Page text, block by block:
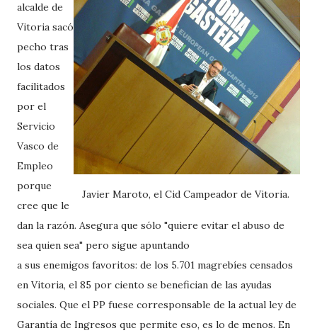
Javier Maroto, el Cid Campeador de Vitoria.
alcalde de
Vitoria sacó
pecho tras
los datos
facilitados
por el
Servicio
Vasco de
Empleo
porque
cree que le
dan la razón. Asegura que sólo "quiere evitar el abuso de
sea quien sea" pero sigue apuntando
a sus enemigos favoritos: de los 5.701 magrebíes censados
en Vitoria, el 85 por ciento se benefician de las ayudas
sociales. Que el PP fuese corresponsable de la actual ley de
Garantía de Ingresos que permite eso, es lo de menos. En